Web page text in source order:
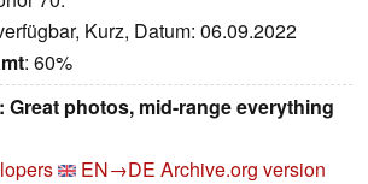
Kurz, Datum: 06.09.2022
: 60%
Great photos, mid-range everything
EN→DE Archive.org version